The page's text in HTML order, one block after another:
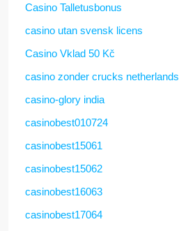
Casino Talletusbonus
casino utan svensk licens
Casino Vklad 50 Kč
casino zonder crucks netherlands
casino-glory india
casinobest010724
casinobest15061
casinobest15062
casinobest16063
casinobest17064